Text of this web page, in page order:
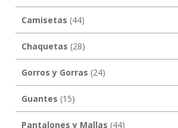
Camisetas (44)
Chaquetas (28)
Gorros y Gorras (24)
Guantes (15)
Pantalones y Mallas (44)